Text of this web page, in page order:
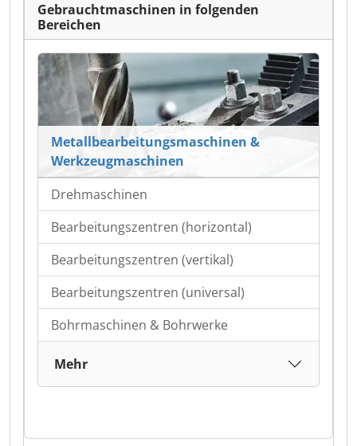
Gebrauchtmaschinen in folgenden
Bereichen
Metallbearbeitungsmaschinen &
Werkzeugmaschinen
Drehmaschinen
Bearbeitungszentren (horizontal)
Bearbeitungszentren (vertikal)
Bearbeitungszentren (universal)
Bohrmaschinen & Bohrwerke
Mehr